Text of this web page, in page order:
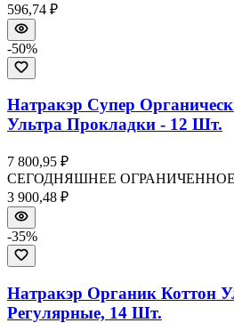
596,74 ₽
-50%
Натракэр Супер
Ультра Прокладки - 12 Шт.
7 800,95 ₽
СЕГОДНЯШНЕЕ
3 900,48 ₽
-35%
Натракэр Органик Коттон
Регулярные, 14 Шт.